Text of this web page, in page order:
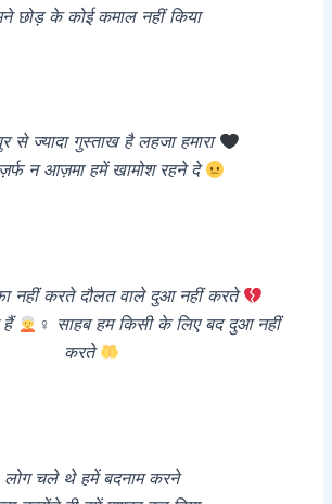
छोड़ के कोई कमाल नहीं किया
से ज्यादा गुस्ताख है लहजा हमारा
ज़र्फ न आज़मा हमें खामोश रहने दे
नहीं करते दौलत वाले दुआ नहीं करते
हैं
‍♀ साहब हम किसी के लिए बद दुआ नहीं
करते
लोग चले थे हमें बदनाम करने